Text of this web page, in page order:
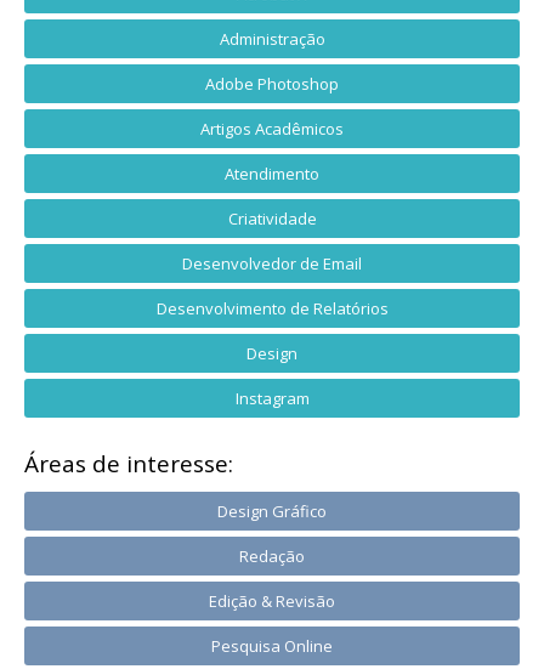
Administração
Adobe Photoshop
Artigos Acadêmicos
Atendimento
Criatividade
Desenvolvedor de Email
Desenvolvimento de Relatórios
Design
Instagram
Áreas de interesse:
Design Gráfico
Redação
Edição & Revisão
Pesquisa Online